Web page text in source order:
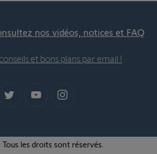
nos vidéos, notices et FAQ
et bons plans par email !
les droits sont réservés.